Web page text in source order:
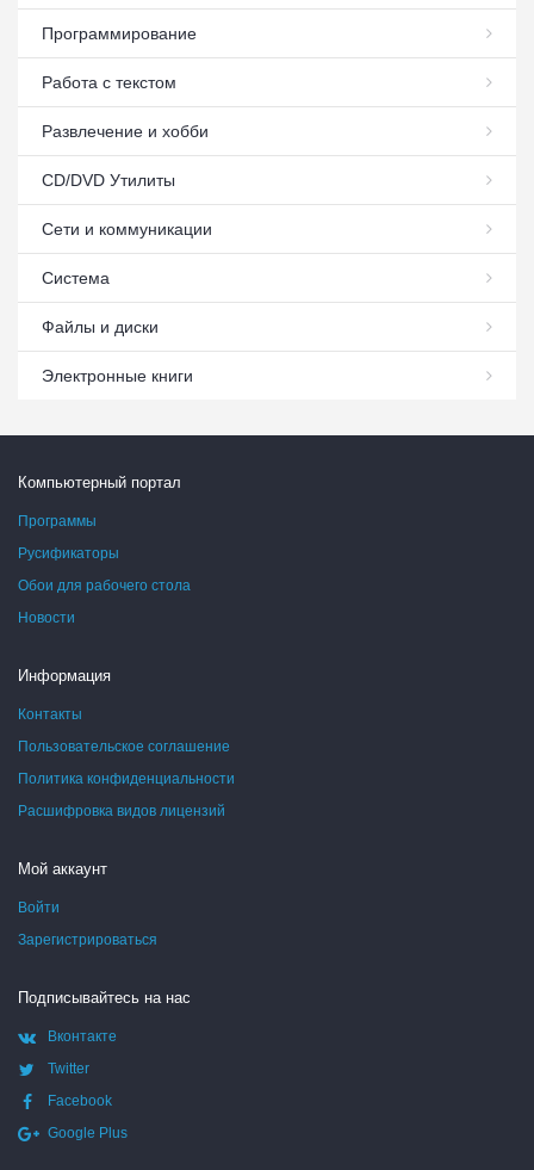
Программирование
Работа с текстом
Развлечение и хобби
СD/DVD Утилиты
Сети и коммуникации
Система
Файлы и диски
Электронные книги
Компьютерный портал
Программы
Русификаторы
Обои для рабочего стола
Новости
Информация
Контакты
Пользовательское соглашение
Политика конфиденциальности
Расшифровка видов лицензий
Мой аккаунт
Войти
Зарегистрироваться
Подписывайтесь на нас
Вконтакте
Twitter
Facebook
Google Plus